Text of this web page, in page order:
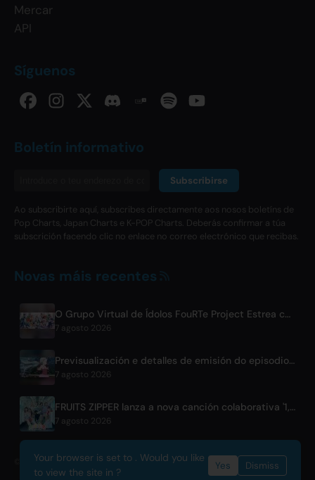
Mercar
API
Síguenos
Boletín informativo
Subscribirse
Ao subscribirte aquí, subscribes directamente aos nosos boletíns de
Pop Charts, Japan Charts e K-POP Charts. Deberás confirmar a túa
subscrición facendo clic no enlace no correo electrónico que recibas.
Novas máis recentes
O Grupo Virtual de Ídolos FouRTe Project Estrea co Álbum 'ALL IN' Producido por ☆Taku Takahashi de m-flo
7 agosto 2026
Previsualización e detalles de emisión do episodio 6 de BLACK TORCH
7 agosto 2026
FRUITS ZIPPER lanza a nova canción colaborativa '1,2,3,FOOOOUR'
7 agosto 2026
© 2026 OnlyHit. All rights reserved. - Metadata provided byACRCloud
Your browser is set to . Would you like
to view the site in ?
Yes Dismiss